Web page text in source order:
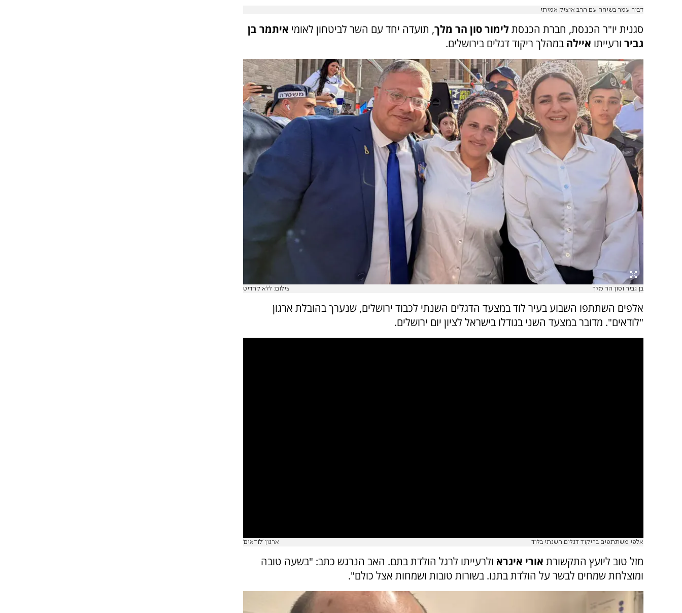
דביר עמר בשיחה עם הרב איציק אמיתי
סגנית יו"ר הכנסת, חברת הכנסתלימור סון הר מלך, תועדה יחד עם השר לביטחון לאומי איתמר בן
גביר ורעייתו איילה במהלך ריקוד דגלים בירושלים.
בן גביר וסון הר מלך צילום: ללא קרדיט
אלפים השתתפו השבוע בעיר לוד במצעד הדגלים השנתי לכבוד ירושלים, שנערך בהובלת ארגון
"לודאים". מדובר במצעד השני בגודלו בישראל לציון יום ירושלים.
אלפי משתתפים בריקוד דגלים השנתי בלוד ארגון 'לודאים'
מזל טוב ליועץ התקשורת אורי איגרא ולרעייתו לרגל הולדת בתם. האב הנרגש כתב: "בשעה טובה
ומוצלחת שמחים לבשר על הולדת בתנו. בשורות טובות ושמחות אצל כולם".